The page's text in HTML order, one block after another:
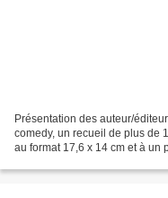
Présentation des auteur/
comedy, un recueil de plus de
au format 17,6 x 14 cm et à un